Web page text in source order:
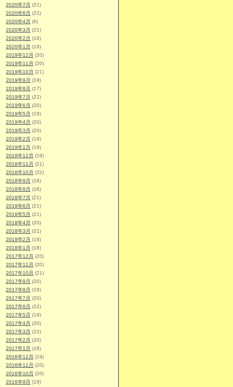
2020年7月 (21)
2020年6月 (22)
2020年4月 (6)
2020年3月 (21)
2020年2月 (18)
2020年1月 (19)
2019年12月 (20)
2019年11月 (20)
2019年10月 (21)
2019年9月 (19)
2019年8月 (17)
2019年7月 (22)
2019年6月 (20)
2019年5月 (19)
2019年4月 (20)
2019年3月 (20)
2019年2月 (19)
2019年1月 (19)
2018年12月 (19)
2018年11月 (21)
2018年10月 (22)
2018年9月 (18)
2018年8月 (18)
2018年7月 (21)
2018年6月 (21)
2018年5月 (21)
2018年4月 (20)
2018年3月 (21)
2018年2月 (19)
2018年1月 (18)
2017年12月 (20)
2017年11月 (20)
2017年10月 (21)
2017年9月 (20)
2017年8月 (18)
2017年7月 (20)
2017年6月 (22)
2017年5月 (19)
2017年4月 (20)
2017年3月 (22)
2017年2月 (20)
2017年1月 (18)
2016年12月 (19)
2016年11月 (20)
2016年10月 (20)
2016年9月 (19)